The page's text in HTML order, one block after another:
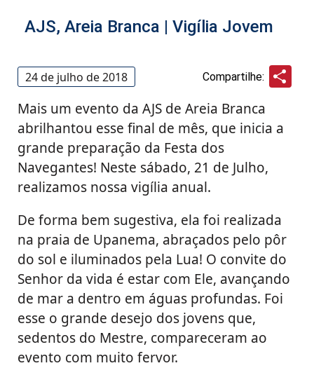
AJS, Areia Branca | Vigília Jovem
24 de julho de 2018 Compartilhe:
Mais um evento da AJS de Areia Branca
abrilhantou esse final de mês, que inicia a
grande preparação da Festa dos
Navegantes! Neste sábado, 21 de Julho,
realizamos nossa vigília anual.
De forma bem sugestiva, ela foi realizada
na praia de Upanema, abraçados pelo pôr
do sol e iluminados pela Lua! O convite do
Senhor da vida é estar com Ele, avançando
de mar a dentro em águas profundas. Foi
esse o grande desejo dos jovens que,
sedentos do Mestre, compareceram ao
evento com muito fervor.